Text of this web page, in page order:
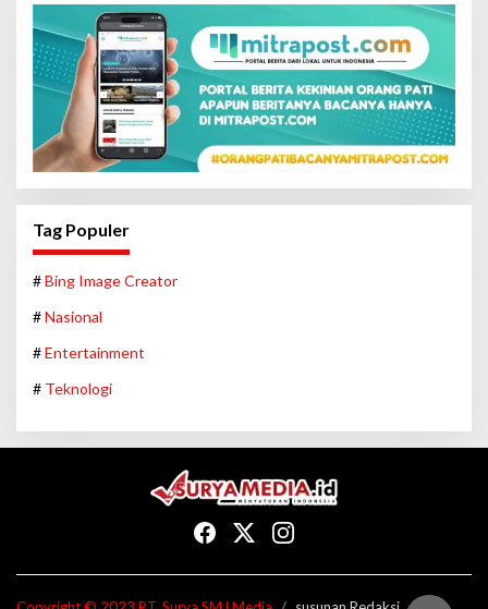
Tag Populer
#Bing Image Creator
#Nasional
#Entertainment
# Teknologi